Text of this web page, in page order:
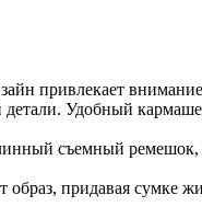
привлекает
Удобный
съемный ремешок,
придавая сумке